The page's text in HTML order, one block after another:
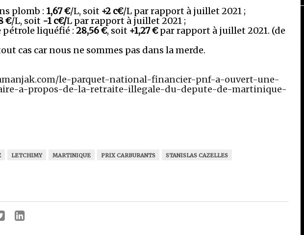
plomb : 1,67 €/L, soit +2 c€/L par rapport à juillet 2021 ;
€/L, soit -1 c€/L par rapport à juillet 2021 ;
pétrole liquéfié : 28,56 €, soit +1,27 €par rapport à juillet 2021. (de
cas car nous ne sommes pas dans la merde.
le-parquet-national-financier-pnf-a-ouvert-une-
a-propos-de-la-retraite-illegale-du-depute-de-martinique-
LETCHIMY MARTINIQUE PRIX CARBURANTS STANISLAS CAZELLES